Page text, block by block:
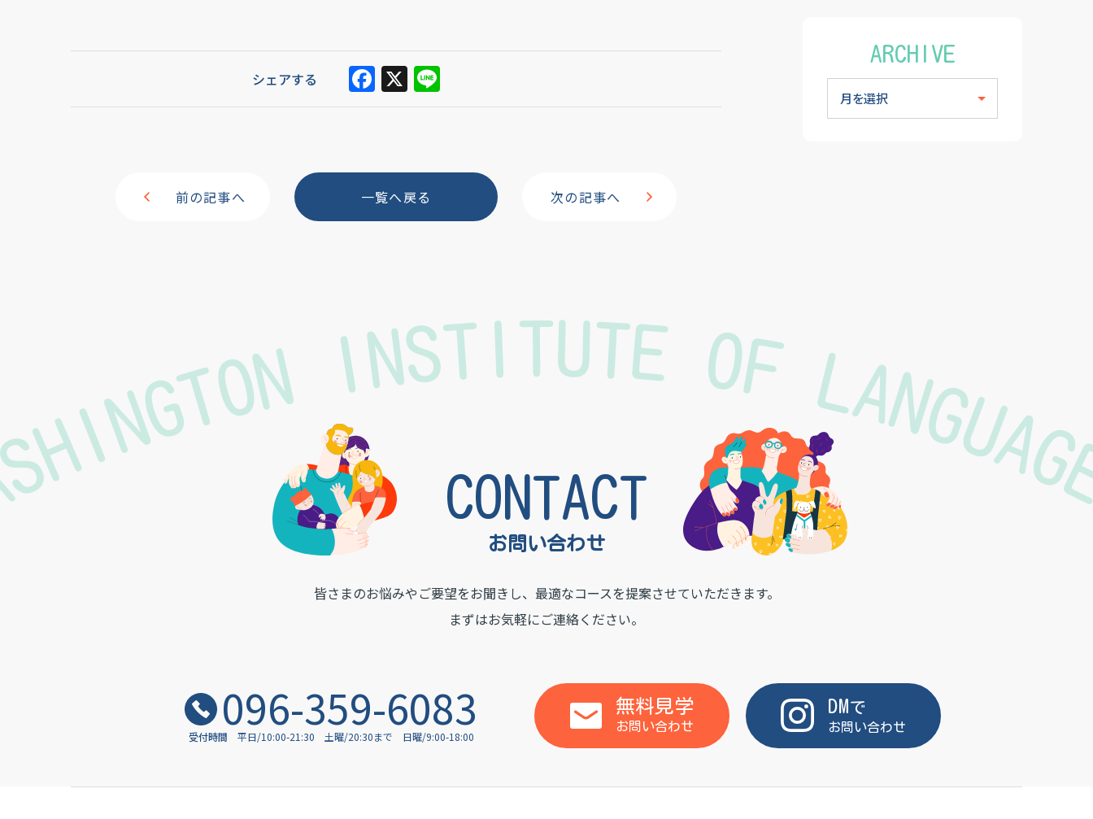
シェアする F
a
b
o
X Li
n
前の記事へ 次の記事へ
一覧へ戻る
ARCHIVE
INSTITUTE OF
お問い合わせ
CONTACT
皆さまのお悩みやご要望をお聞きし、 最適なコースを提案させていただきます。
まずはお気軽にご連絡ください。
096-359-6083
受付時間 平日/10:00-21:30 土曜/20:30まで 日曜/9:00-18:00
無料見学
お問い合わせ
DMで
お問い合わせ